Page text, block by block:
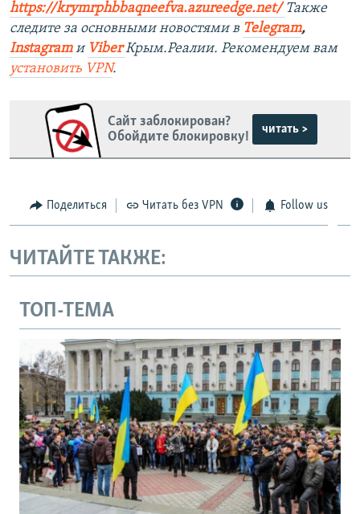
https://krymrphbbaqneefva.azureedge.net/ Также
следите за основными новостями в Telegram,
Instagram и ViberКрым.Реалии. Рекомендуем вам
установить VPN.
Сайт заблокирован?
Обойдите блокировку!
читать >
Поделиться Читать без VPN Follow us
ЧИТАЙТЕ ТАКЖЕ:
ТОП-ТЕМА